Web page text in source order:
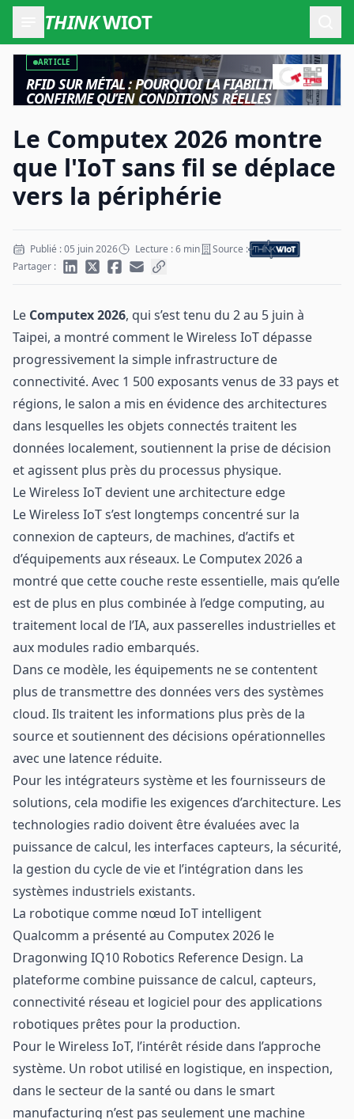
THINKWIOT
ARTICLE
RFID SUR MÉTAL : POURQUOI LA FIABILITÉ NE SE
CONFIRME QU’EN CONDITIONS RÉELLES
Le Computex 2026 montre
que l'IoT sans fil se déplace
vers la périphérie
Publié : 05 juin 2026 Lecture : 6 min
Source :
Partager :
Le Computex 2026, qui s’est tenu du 2 au 5 juin à
Taipei, a montré comment le Wireless IoT dépasse
progressivement la simple infrastructure de
connectivité. Avec 1 500 exposants venus de 33 pays et
régions, le salon a mis en évidence des architectures
dans lesquelles les objets connectés traitent les
données localement, soutiennent la prise de décision
et agissent plus près du processus physique.
Le Wireless IoT devient une architecture edge
Le Wireless IoT s’est longtemps concentré sur la
connexion de capteurs, de machines, d’actifs et
d’équipements aux réseaux. Le Computex 2026 a
montré que cette couche reste essentielle, mais qu’elle
est de plus en plus combinée à l’edge computing, au
traitement local de l’IA, aux passerelles industrielles et
aux modules radio embarqués.
Dans ce modèle, les équipements ne se contentent
plus de transmettre des données vers des systèmes
cloud. Ils traitent les informations plus près de la
source et soutiennent des décisions opérationnelles
avec une latence réduite.
Pour les intégrateurs système et les fournisseurs de
solutions, cela modifie les exigences d’architecture. Les
technologies radio doivent être évaluées avec la
puissance de calcul, les interfaces capteurs, la sécurité,
la gestion du cycle de vie et l’intégration dans les
systèmes industriels existants.
La robotique comme nœud IoT intelligent
Qualcomm a présenté au Computex 2026 le
Dragonwing IQ10 Robotics Reference Design. La
plateforme combine puissance de calcul, capteurs,
connectivité réseau et logiciel pour des applications
robotiques prêtes pour la production.
Pour le Wireless IoT, l’intérêt réside dans l’approche
système. Un robot utilisé en logistique, en inspection,
dans le secteur de la santé ou dans le smart
manufacturing n’est pas seulement une machine